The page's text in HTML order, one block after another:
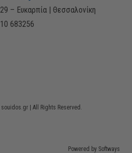
– Ευκαρπία | Θεσσαλονίκη
683256
| All Rights Reserved.
Powered by Softways